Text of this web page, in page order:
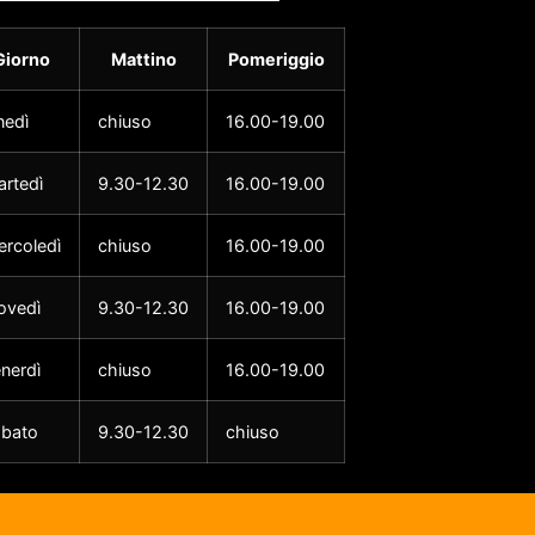
Mattino Pomeriggio
chiuso 16.00-19.00
9.30-12.30 16.00-19.00
chiuso 16.00-19.00
9.30-12.30 16.00-19.00
chiuso 16.00-19.00
9.30-12.30 chiuso